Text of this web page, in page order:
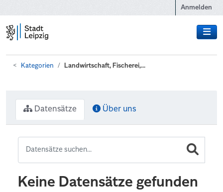
Anmelden
Kategorien Landwirtschaft, Fischerei,...
Datensätze Über uns
Keine Datensätze gefunden